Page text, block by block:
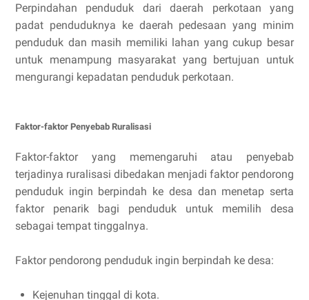
Perpindahan penduduk dari daerah perkotaan yang
padat penduduknya ke daerah pedesaan yang minim
penduduk dan masih memiliki lahan yang cukup besar
untuk menampung masyarakat yang bertujuan untuk
mengurangi kepadatan penduduk perkotaan.
Faktor-faktor Penyebab Ruralisasi
Faktor-faktor yang memengaruhi atau penyebab
terjadinya ruralisasi dibedakan menjadi faktor pendorong
penduduk ingin berpindah ke desa dan menetap serta
faktor penarik bagi penduduk untuk memilih desa
sebagai tempat tinggalnya.
Faktor pendorong penduduk ingin berpindah ke desa:
Kejenuhan tinggal di kota.